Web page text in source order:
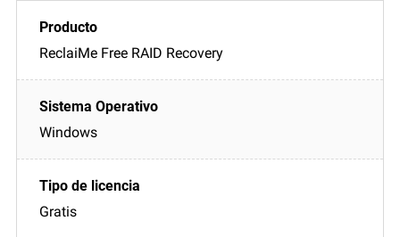
ReclaiMe Free RAID Recovery
Windows
Gratis